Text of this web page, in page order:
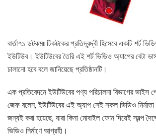
বার্তা৭১ ডটকমঃ টিকটকের প্রতিদ্বন্দ্বী হিসেবে একটি শর্ট
ইউটিউব। ইউটিউবের তৈরি এই শর্ট ভিডিও অ্যাপের বেটা
চালানো হবে বলে জানিয়েছে প্রতিষ্ঠানটি।
এক প্রতিবেদনে ইউটিউবের পণ্য পরিচালনা বিভাগের ভাইস
জেফ বলেন, ইউটিউবের এই অ্যাপ সেই সকল ভিডিও নির্মাতা
জন্যই করা হয়েছে, যারা কিনা মোবাইল ফোন দিয়েই স্বল্প
ভিডিও নির্মাণে আগ্রহী।